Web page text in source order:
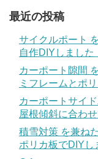
最近の投稿
サイクルポート
自作DIYしました
カーポート隙間
ミフレームとポ
カーポートサイ
屋根傾斜に合わ
積雪対策 を兼ね
ポリカ板でDIYし